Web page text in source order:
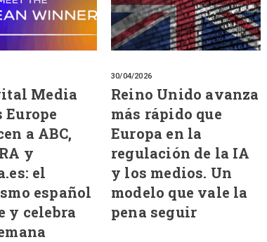
Media
Europe
a ABC,
y
el
español
y celebra
30/04/2026
Reino Unido avanza
más rápido que
Europa en la
regulación de la IA
y los medios. Un
modelo que vale la
pena seguir